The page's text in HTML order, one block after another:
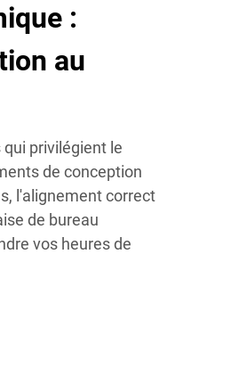
:
au
privilégient le
de conception
l'alignement correct
de bureau
vos heures de